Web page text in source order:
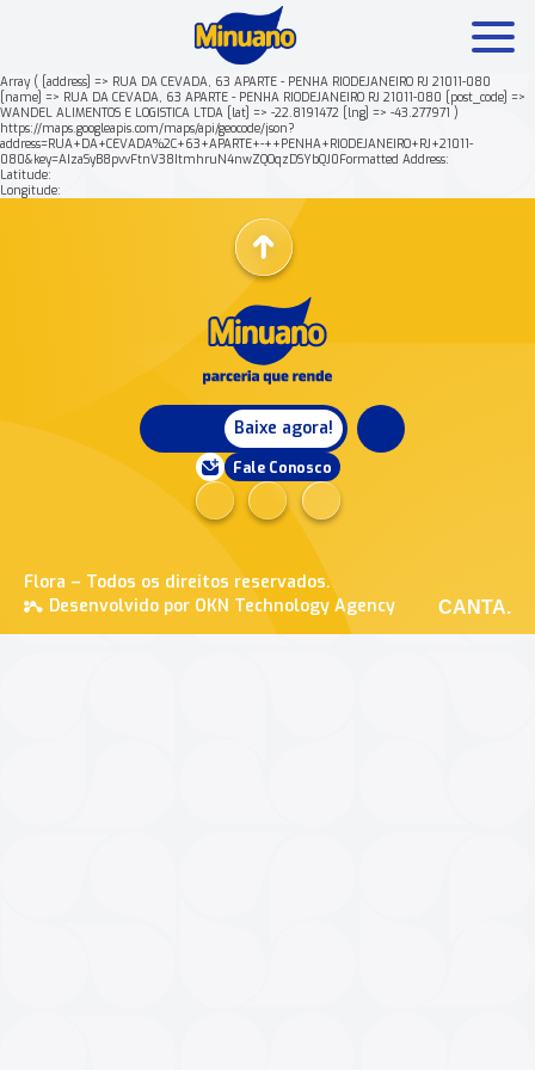
Array ( [address] => RUA DA CEVADA, 63 APARTE - PENHA RIODEJANEIRO RJ 21011-080
[name] => RUA DA CEVADA, 63 APARTE - PENHA RIODEJANEIRO RJ 21011-080 [post_code] =>
WANDEL ALIMENTOS E LOGISTICA LTDA [lat] => -22.8191472 [lng] => -43.277971 )
https://maps.googleapis.com/maps/api/geocode/json?
address=RUA+DA+CEVADA%2C+63+APARTE+-++PENHA+RIODEJANEIRO+RJ+21011-
080&key=AIzaSyB8pvvFtnV38ItmhruN4nwZQOqzDSYbQJ0Formatted Address:
Latitude:
Longitude:
Baixe agora!
Fale Conosco
Flora – Todos os direitos reservados.
Desenvolvido por OKN Technology Agency
CANTA.
Mais buscados: Produtos Minuano Rende +
Nossa história